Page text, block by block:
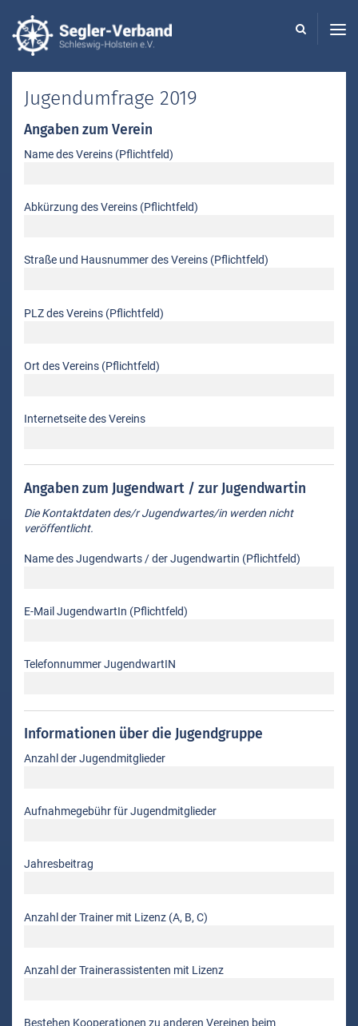
Jugendumfrage 2019
Angaben zum Verein
Name des Vereins (Pflichtfeld)
Abkürzung des Vereins (Pflichtfeld)
Straße und Hausnummer des Vereins (Pflichtfeld)
PLZ des Vereins (Pflichtfeld)
Ort des Vereins (Pflichtfeld)
Internetseite des Vereins
Angaben zum Jugendwart / zur Jugendwartin
Die Kontaktdaten des/r Jugendwartes/in werden nicht
veröffentlicht.
Name des Jugendwarts / der Jugendwartin (Pflichtfeld)
E-Mail JugendwartIn (Pflichtfeld)
Telefonnummer JugendwartIN
Informationen über die Jugendgruppe
Anzahl der Jugendmitglieder
Aufnahmegebühr für Jugendmitglieder
Jahresbeitrag
Anzahl der Trainer mit Lizenz (A, B, C)
Anzahl der Trainerassistenten mit Lizenz
Bestehen Kooperationen zu anderen Vereinen beim